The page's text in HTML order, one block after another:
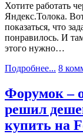
Хотите работать
Яндекс.Толока.
показаться, что
понравилось. И
этого нужно…
Подробнее... 8
Форумок –
решил
купить на